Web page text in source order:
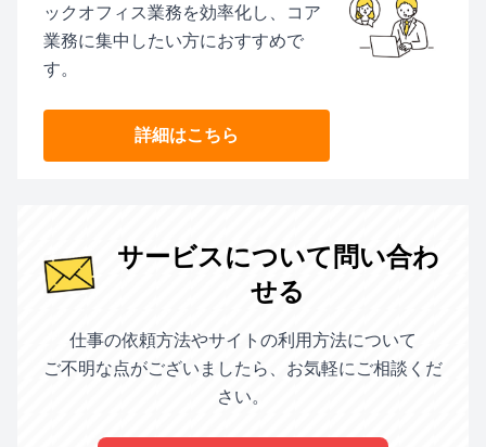
ックオフィス業務を効率化し、コア
業務に集中したい方におすすめで
す。
詳細はこちら
サービスについて問い合わ
せる
仕事の依頼方法やサイトの利用方法について
ご不明な点がございましたら、お気軽にご相談くだ
さい。